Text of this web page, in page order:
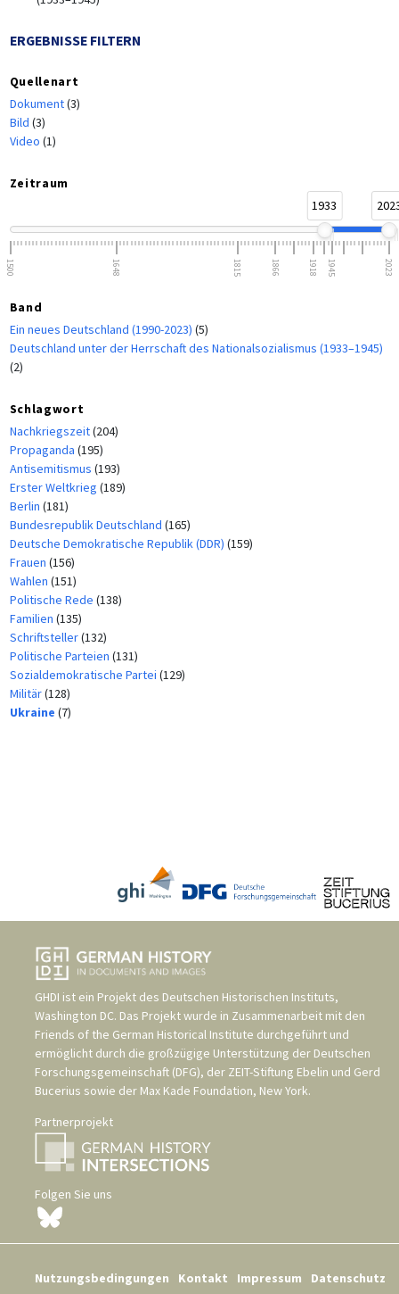
ERGEBNISSE FILTERN
Quellenart
Dokument(3)
Bild (3)
Video (1)
Zeitraum
1933
1500 1648 1815 1866 1918 1945 2023
Band
Ein neues Deutschland (1990-2023) (5)
Deutschland unter der Herrschaft des Nationalsozialismus (1933–1945)
(2)
Schlagwort
Nachkriegszeit(204)
Propaganda (195)
Antisemitismus (193)
Erster Weltkrieg (189)
Berlin (181)
Bundesrepublik Deutschland (165)
Deutsche Demokratische Republik (DDR) (159)
Frauen (156)
Wahlen (151)
Politische Rede (138)
Familien (135)
Schriftsteller(132)
Politische Parteien (131)
Sozialdemokratische Partei (129)
Militär(128)
Ukraine (7)
GHDI ist ein Projekt des Deutschen Historischen Instituts,
Washington DC. Das Projekt wurde in Zusammenarbeit mit den
Friends of the German Historical Institute durchgeführt und
ermöglicht durch die großzügige Unterstützung der Deutschen
Forschungsgemeinschaft (DFG), der ZEIT-Stiftung Ebelin und Gerd
Bucerius sowie der Max Kade Foundation, New York.
Partnerprojekt
Folgen Sie uns
Nutzungsbedingungen Kontakt Impressum Datenschutz